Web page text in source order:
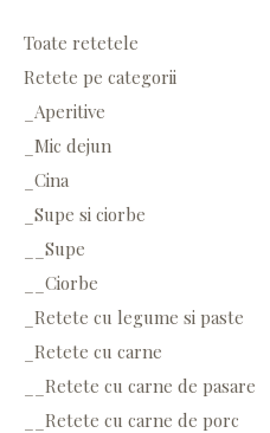
Toate retetele
Retete pe categorii
_Aperitive
_Mic dejun
_Cina
_Supe si ciorbe
__Supe
__Ciorbe
_Retete cu legume si paste
_Retete cu carne
__Retete cu carne de pasare
__Retete cu carne de porc